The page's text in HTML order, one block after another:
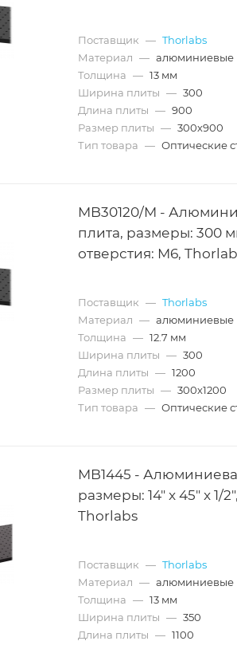
Поставщик — Thorlabs
Материал — алюминиевые
Толщина — 13 мм
Ширина плиты — 300
Длина плиты — 900
Размер плиты — 300х900
Тип товара — Оптические
MB30120/M -
плита, размеры: 300
отверстия: M6,
Поставщик — Thorlabs
Материал — алюминиевые
Толщина — 12.7 мм
Ширина плиты — 300
Длина плиты — 1200
Размер плиты — 300х1200
Тип товара — Оптические
MB1445 -
размеры: 14" x 45" x 1/
Thorlabs
Поставщик — Thorlabs
Материал — алюминиевые
Толщина — 13 мм
Ширина плиты — 350
Длина плиты — 1100